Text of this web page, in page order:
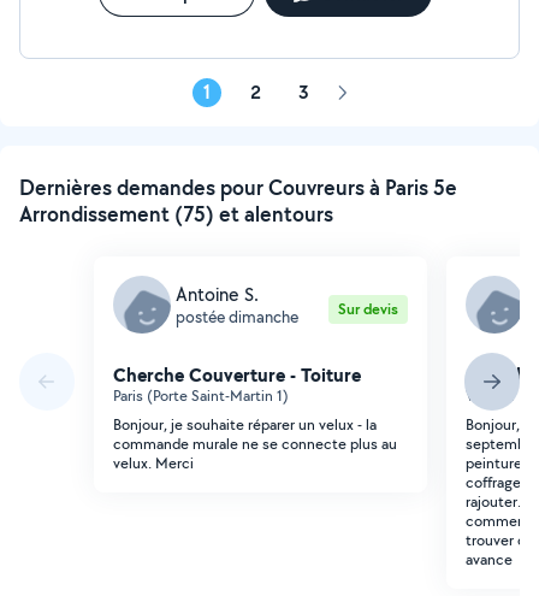
BA13), isolation thermique et phonique Menuiseries
murs (carrelage, parquet, peinture) Plomberie,
1 2 3 Page
Dernières demandes pour Couvreurs à Paris 5e
Arrondissement (75) et alentours
Antoine S.
postée dimanche Sur devis
Cherche Couverture - Toiture
Paris (Porte Saint-Martin 1)
Bonjour, je souhaite réparer un velux - la
commande murale ne se connecte plus au
velux. Merci
Villejuif
Bonjour,
peinture
coffrage
rajouter.
trouver
avance